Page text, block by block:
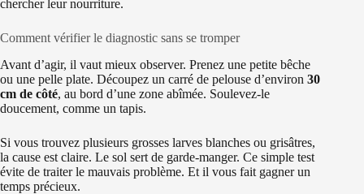
chercher leur nourriture.
Comment vérifier le diagnostic sans se tromper
Avant d’agir, il vaut mieux observer. Prenez une petite bêche
ou une pelle plate. Découpez un carré de pelouse d’environ 30
cm de côté, au bord d’une zone abîmée. Soulevez-le
doucement, comme un tapis.
Si vous trouvez plusieurs grosses larves blanches ou grisâtres,
la cause est claire. Le sol sert de garde-manger. Ce simple test
évite de traiter le mauvais problème. Et il vous fait gagner un
temps précieux.